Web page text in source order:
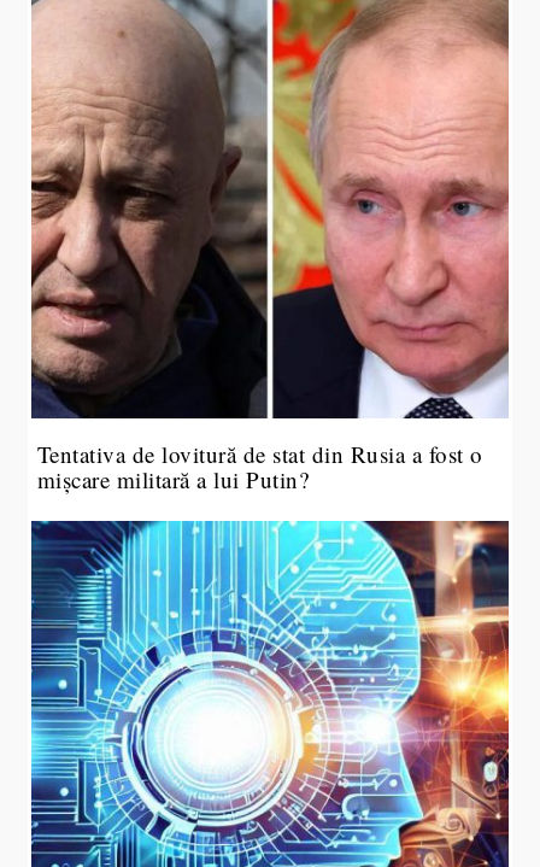
Tentativa de lovitură de stat din Rusia a fost o
mișcare militară a lui Putin?